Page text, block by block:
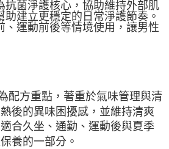
抗菌淨護核心，協助維持外部肌
建立更穩定的日常淨護節奏。
、運動前後等情境使用，讓男性
配方重點，著重於氣味管理與清
後的異味困擾感，並維持清爽
合久坐、通勤、運動後與夏季
養的一部分。